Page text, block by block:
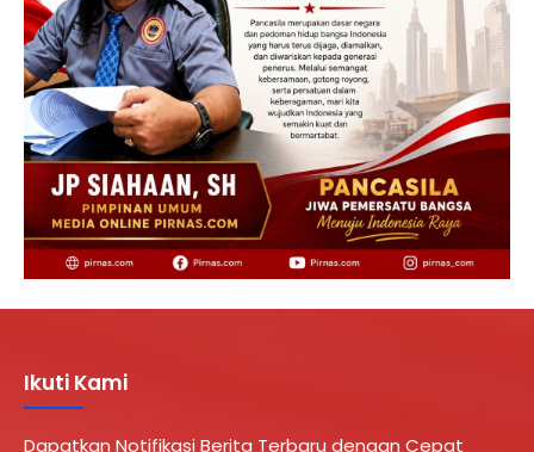
Ikuti Kami
Dapatkan Notifikasi Berita Terbaru dengan Cepat